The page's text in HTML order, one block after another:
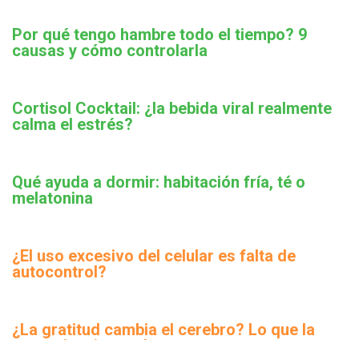
Por qué tengo hambre todo el tiempo? 9
causas y cómo controlarla
Cortisol Cocktail: ¿la bebida viral realmente
calma el estrés?
Qué ayuda a dormir: habitación fría, té o
melatonina
¿El uso excesivo del celular es falta de
autocontrol?
¿La gratitud cambia el cerebro? Lo que la